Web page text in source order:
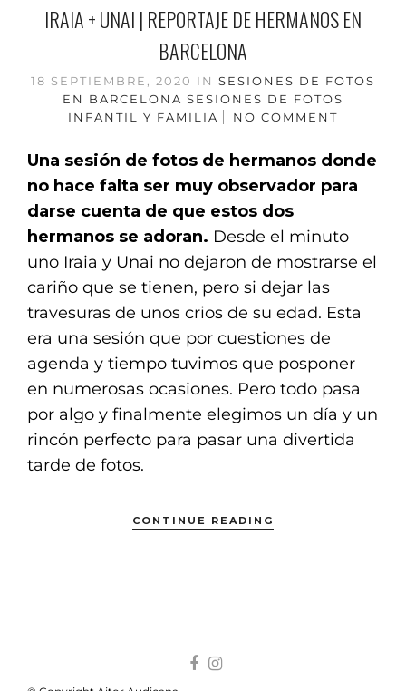
IRAIA + UNAI | REPORTAJE DE HERMANOS EN
BARCELONA
18 SEPTIEMBRE, 2020 IN SESIONES DE FOTOS
EN BARCELONA SESIONES DE FOTOS
INFANTIL Y FAMILIA
NO COMMENT
Una sesión de fotos de hermanos donde
no hace falta ser muy observador para
darse cuenta de que estos dos
hermanos se adoran. Desde el minuto
uno Iraia y Unai no dejaron de mostrarse el
cariño que se tienen, pero si dejar las
travesuras de unos crios de su edad. Esta
era una sesión que por cuestiones de
agenda y tiempo tuvimos que posponer
en numerosas ocasiones. Pero todo pasa
por algo y finalmente elegimos un día y un
rincón perfecto para pasar una divertida
tarde de fotos.
CONTINUE READING